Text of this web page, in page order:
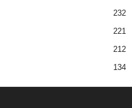
232
221
212
134